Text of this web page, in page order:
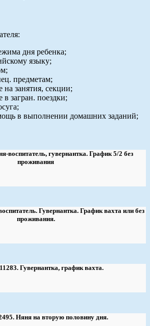
дня ребенка;
языку;
предметам;
занятия, секции;
загран. поездки;
в выполнении домашних заданий;
воспитатель, гувернантка. График 5/2 без
проживания
Гувернантка. График вахта или без
проживания.
Гувернантка, график вахта.
Няня на вторую половину дня.